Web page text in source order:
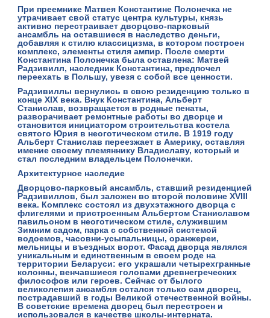
При преемнике Матвея Константине Полонечка не
утрачивает свой статус центра культуры, князь
активно перестраивает дворцово-парковый
ансамбль на оставшиеся в наследство деньги,
добавляя к стилю классицизма, в котором построен
комплекс, элементы стиля ампир. После смерти
Константина Полонечка была оставлена: Матвей
Радзивилл, наследник Константина, предпочел
переехать в Польшу, увезя с собой все ценности.
Радзивиллы вернулись в свою резиденцию только в
конце XIX века. Внук Константина, Альберт
Станислав, возвращается в родные пенаты,
разворачивает ремонтные работы во дворце и
становится инициатором строительства костела
святого Юрия в неоготическом стиле. В 1919 году
Альберт Станислав переезжает в Америку, оставляя
имение своему племяннику Владиславу, который и
стал последним владельцем Полонечки.
Архитектурное наследие
Дворцово-парковый ансамбль, ставший резиденцией
Радзивиллов, был заложен во второй половине XVIII
века. Комплекс состоял из двухэтажного дворца с
флигелями и пристроенным Альбертом Станиславом
павильоном в неоготическом стиле, служившим
Зимним садом, парка с собственной системой
водоемов, часовни-усыпальницы, оранжереи,
мельницы и въездных ворот. Фасад дворца являлся
уникальным и единственным в своем роде на
территории Беларуси: его украшали четырехгранные
колонны, венчавшиеся головами древнегреческих
философов или героев. Сейчас от былого
великолепия ансамбля остался только сам дворец,
пострадавший в годы Великой отечественной войны.
В советские времена дворец был перестроен и
использовался в качестве школы-интерната.